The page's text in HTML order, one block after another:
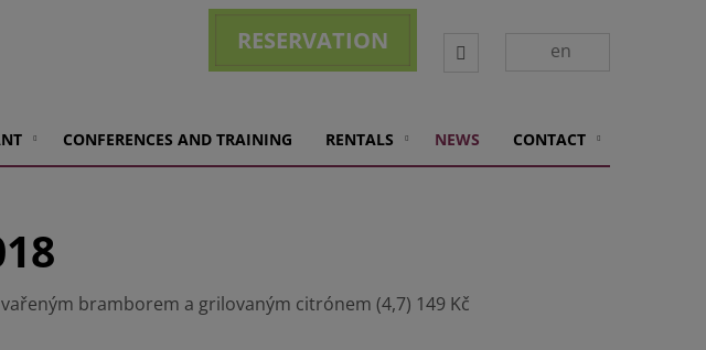
CONFERENCES AND TRAINING RENTALS NEWS CONTACT
Vyhledávání
en
RESERVATION
bramborem a grilovaným citrónem (4,7) 149 Kč